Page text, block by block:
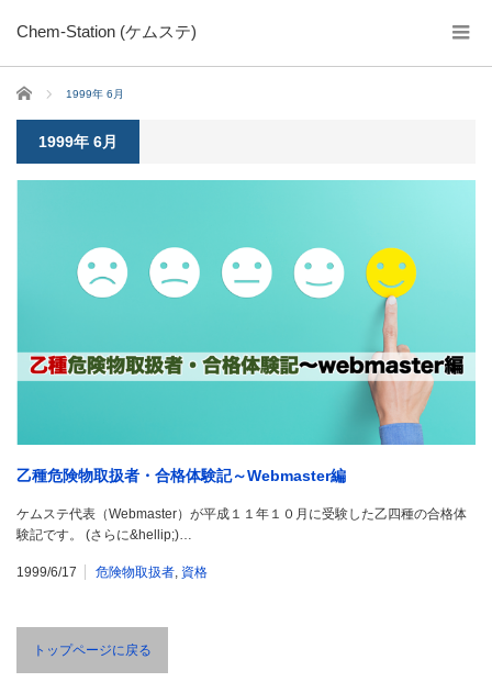
Chem-Station (ケムステ)
ホーム 1999年 6月
1999年 6月
乙種危険物取扱者・合格体験記～Webmaster編
ケムステ代表（Webmaster）が平成１１年１０月に受験した乙四種の合格体
験記です。 (さらに&hellip;)…
1999/6/17 危険物取扱者 資格
トップページに戻る